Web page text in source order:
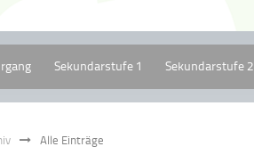
Sekundarstufe 1 Sekundarstufe 2
Alle Einträge